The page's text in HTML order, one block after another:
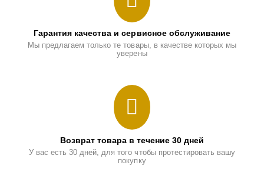
Гарантия качества и сервисное обслуживание
Мы предлагаем только те товары, в качестве которых мы
уверены
Возврат товара в течение 30 дней
У вас есть 30 дней, для того чтобы протестировать вашу
покупку